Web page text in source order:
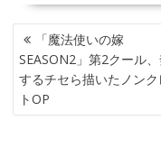
投
稿
ナ
ビ
ゲ
「魔法使いの嫁
SEASON2」第2クール
するチセら描いたノンク
トOP